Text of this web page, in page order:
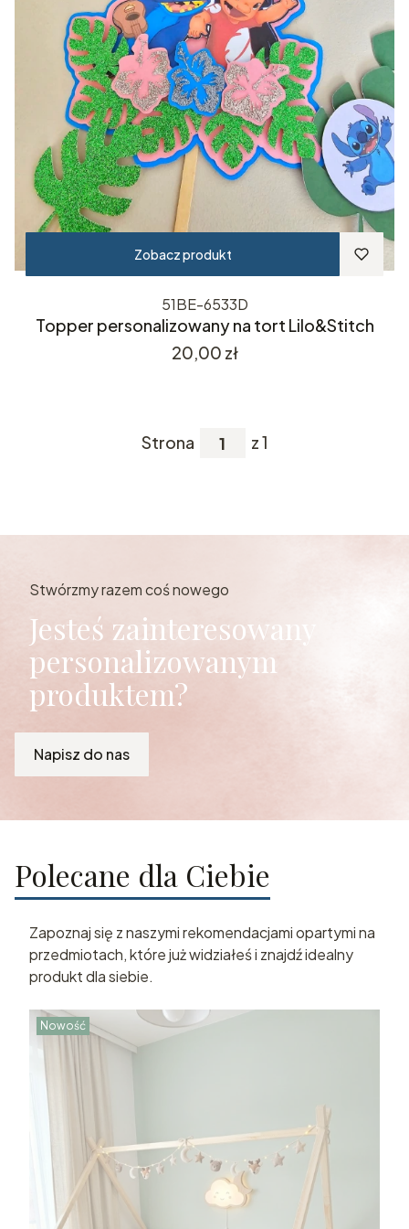
Zobacz produkt
51BE-6533D
Topper personalizowany na tort Lilo&Stitch
Cena
20,00 zł
Strona z 1
Stwórzmy razem coś nowego
Jesteś zainteresowany
personalizowanym
produktem?
Napisz do nas
Polecane dla Ciebie
Zapoznaj się z naszymi rekomendacjami opartymi na
przedmiotach, które już widziałeś i znajdź idealny
produkt dla siebie.
Nowość